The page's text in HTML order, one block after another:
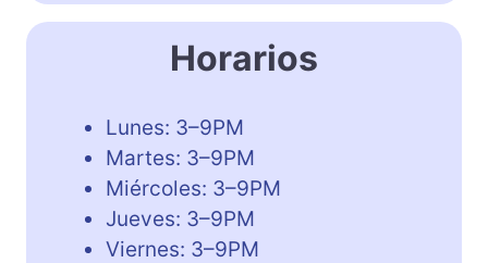
Horarios
Lunes: 3–9PM
Martes: 3–9PM
Miércoles: 3–9PM
Jueves: 3–9PM
Viernes: 3–9PM